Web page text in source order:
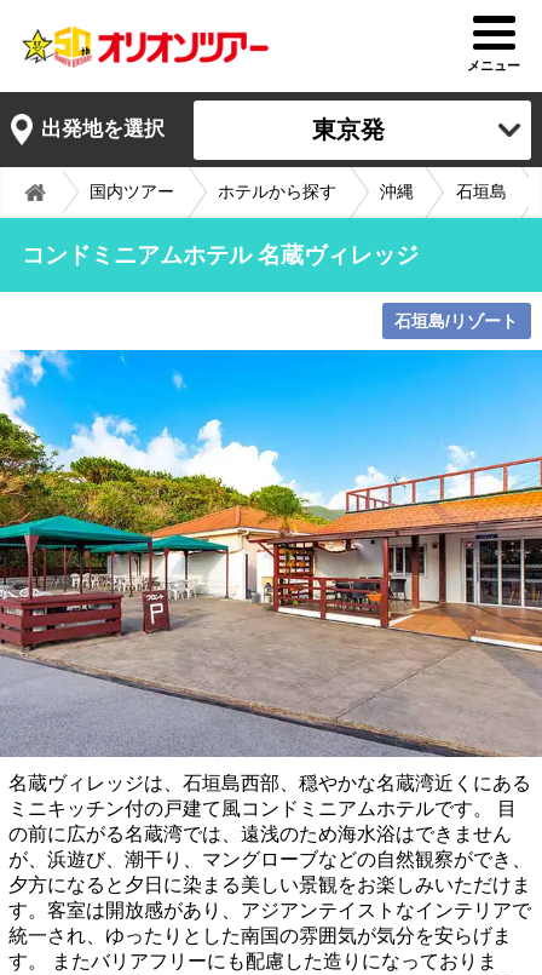
メニュー
出発地を選択 東京発
国内ツアー ホテルから探す 沖縄 石垣島
コンドミニアムホテル 名蔵ヴィレッジ
石垣島/リゾート
名蔵ヴィレッジは、石垣島西部、穏やかな名蔵湾近くにある
ミニキッチン付の戸建て風コンドミニアムホテルです。 目
の前に広がる名蔵湾では、遠浅のため海水浴はできません
が、浜遊び、潮干り、マングローブなどの自然観察ができ、
夕方になると夕日に染まる美しい景観をお楽しみいただけま
す。客室は開放感があり、アジアンテイストなインテリアで
統一され、ゆったりとした南国の雰囲気が気分を安らげま
す。 またバリアフリーにも配慮した造りになっておりま